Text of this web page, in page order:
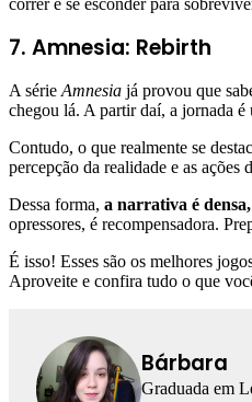
correr e se esconder para
7. Amnesia: Rebirth
A série Amnesia já provou que
chegou lá. A partir daí, a jornada é
Contudo, o que realmente se
percepção da realidade e as ações
Dessa forma, a narrativa é
opressores, é recompensadora.
É isso! Esses são os melhores
Aproveite e confira tudo o que
Bárbara
Graduada em